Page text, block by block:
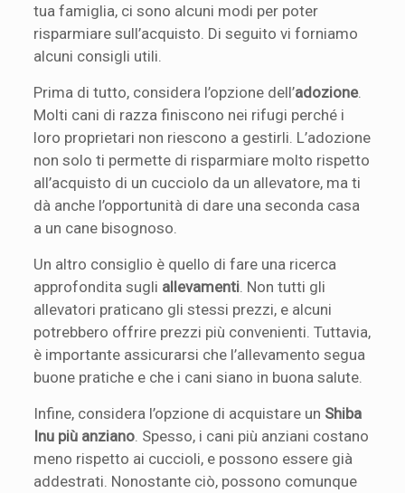
tua famiglia, ci sono alcuni modi per poter
risparmiare sull’acquisto. Di seguito vi forniamo
alcuni consigli utili.
Prima di tutto, considera l’opzione dell’adozione.
Molti cani di razza finiscono nei rifugi perché i
loro proprietari non riescono a gestirli. L’adozione
non solo ti permette di risparmiare molto rispetto
all’acquisto di un cucciolo da un allevatore, ma ti
dà anche l’opportunità di dare una seconda casa
a un cane bisognoso.
Un altro consiglio è quello di fare una ricerca
approfondita sugli allevamenti . Non tutti gli
allevatori praticano gli stessi prezzi, e alcuni
potrebbero offrire prezzi più convenienti. Tuttavia,
è importante assicurarsi che l’allevamento segua
buone pratiche e che i cani siano in buona salute.
Infine, considera l’opzione di acquistare un Shiba
Inu più anziano . Spesso, i cani più anziani costano
meno rispetto ai cuccioli, e possono essere già
addestrati. Nonostante ciò, possono comunque